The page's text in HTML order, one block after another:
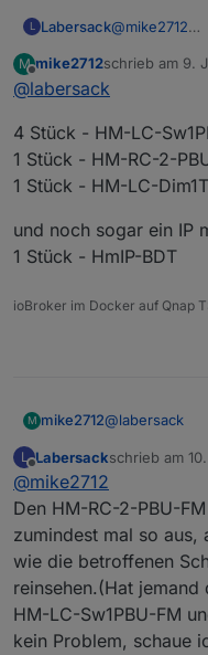
L Labersack@mike2712
M
Offline
mike2712schrieb am 9.
zuletzt editiert
@labersack
4 Stück - HM-LC-
1 Stück - HM-RC-2-
1 Stück - HM-LC-
und noch sogar ein IP
1 Stück - HmIP-BDT
ioBroker im Docker auf Qnap
M mike2712@labersack
4 Stück - HM-
1 Stück - HM-
1 Stück - HM-
und noch
1 Stück - HmIP-
L
Offline
Labersackschrieb am
zuletzt
@mike2712
Den HM-RC-2-PBU-
zumindest mal so aus,
wie die betroffenen
reinsehen.(Hat jemand
HM-LC-Sw1PBU-FM
kein Problem, schaue